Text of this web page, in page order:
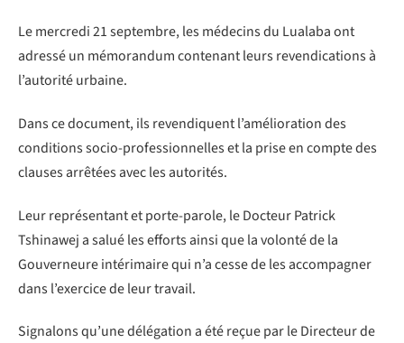
Le mercredi 21 septembre, les médecins du Lualaba ont
adressé un mémorandum contenant leurs revendications à
l’autorité urbaine.
Dans ce document, ils revendiquent l’amélioration des
conditions socio-professionnelles et la prise en compte des
clauses arrêtées avec les autorités.
Leur représentant et porte-parole, le Docteur Patrick
Tshinawej a salué les efforts ainsi que la volonté de la
Gouverneure intérimaire qui n’a cesse de les accompagner
dans l’exercice de leur travail.
Signalons qu’une délégation a été reçue par le Directeur de